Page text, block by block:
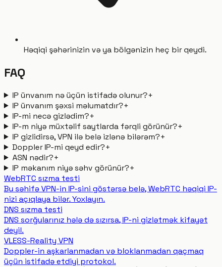
Həqiqi şəhərinizin və ya bölgənizin heç bir qeydi.
FAQ
IP ünvanım nə üçün istifadə olunur?+
IP ünvanım şəxsi məlumatdır?+
IP-mi necə gizlədim?+
IP-m niyə müxtəlif saytlarda fərqli görünür?+
IP gizlidirsə, VPN ilə belə izlənə bilərəm?+
Doppler IP-mi qeyd edir?+
ASN nədir?+
IP məkanım niyə səhv görünür?+
WebRTC sızma testi
Bu səhifə VPN-in IP-sini göstərsə belə, WebRTC həqiqi IP-
nizi açıqlaya bilər. Yoxlayın.
DNS sızma testi
DNS sorğularınız hələ də sızırsa, IP-ni gizlətmək kifayət
deyil.
VLESS-Reality VPN
Doppler-in aşkarlanmadan və bloklanmadan qaçmaq
üçün istifadə etdiyi protokol.